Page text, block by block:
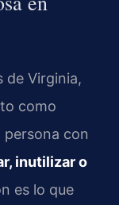
de Virginia,
como
persona con
inutilizar o
es lo que